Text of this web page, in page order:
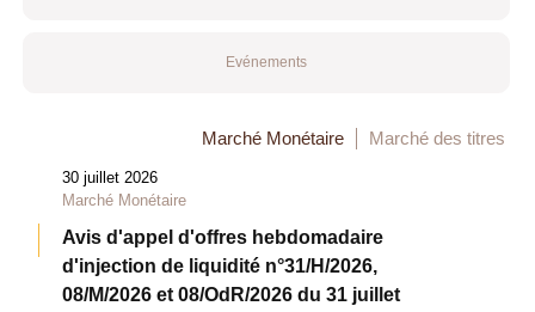
Evénements
Marché Monétaire Marché des titres
30 juillet 2026
Marché Monétaire
Avis d'appel d'offres hebdomadaire
d'injection de liquidité n°31/H/2026,
08/M/2026 et 08/OdR/2026 du 31 juillet